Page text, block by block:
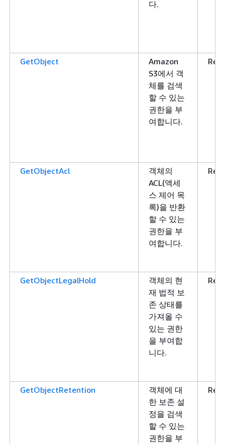
다.
GetObject
Amazon
S3에서 객
체를 검색
할 수 있는
권한을 부
여합니다.
GetObjectAcl
객체의
ACL(액세
스 제어 목
록)을 반환
할 수 있는
권한을 부
여합니다.
GetObjectLegalHold
객체의 현
재 법적 보
존 상태를
가져올 수
있는 권한
을 부여합
니다.
GetObjectRetention
객체에 대
한 보존 설
정을 검색
할 수 있는
권한을 부